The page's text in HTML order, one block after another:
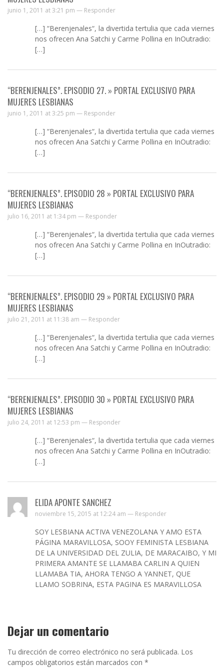
junio 1, 2011 at 3:21 pm — Responder
[…] “Berenjenales“, la divertida tertulia que cada viernes
nos ofrecen Ana Satchi y Carme Pollina en InOutradio:
[…]
“BERENJENALES”. EPISODIO 27. » PORTAL EXCLUSIVO PARA
MUJERES LESBIANAS
junio 1, 2011 at 3:25 pm — Responder
[…] “Berenjenales“, la divertida tertulia que cada viernes
nos ofrecen Ana Satchi y Carme Pollina en InOutradio:
[…]
“BERENJENALES”. EPISODIO 28 » PORTAL EXCLUSIVO PARA
MUJERES LESBIANAS
julio 16, 2011 at 1:34 pm — Responder
[…] “Berenjenales“, la divertida tertulia que cada viernes
nos ofrecen Ana Satchi y Carme Pollina en InOutradio:
[…]
“BERENJENALES”. EPISODIO 29 » PORTAL EXCLUSIVO PARA
MUJERES LESBIANAS
julio 21, 2011 at 11:38 am — Responder
[…] “Berenjenales“, la divertida tertulia que cada viernes
nos ofrecen Ana Satchi y Carme Pollina en InOutradio:
[…]
“BERENJENALES”. EPISODIO 30 » PORTAL EXCLUSIVO PARA
MUJERES LESBIANAS
julio 24, 2011 at 12:53 pm — Responder
[…] “Berenjenales“, la divertida tertulia que cada viernes
nos ofrecen Ana Satchi y Carme Pollina en InOutradio:
[…]
ELIDA APONTE SANCHEZ
noviembre 15, 2015 at 12:24 am — Responder
SOY LESBIANA ACTIVA VENEZOLANA Y AMO ESTA
PÁGINA MARAVILLOSA, SOOY FEMINISTA LESBIANA
DE LA UNIVERSIDAD DEL ZULIA, DE MARACAIBO, Y MI
PRIMERA AMANTE SE LLAMABA CARLIN A QUIEN
LLAMABA TIA, AHORA TENGO A YANNET, QUE
LLAMO SOBRINA, ESTA PAGINA ES MARAVILLOSA
Dejar un comentario
Tu dirección de correo electrónico no será publicada. Los
campos obligatorios están marcados con *